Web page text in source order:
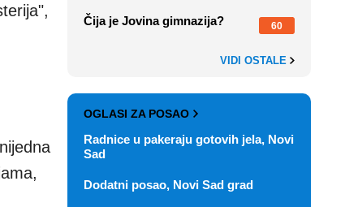
Čija je Jovina gimnazija? 60
VIDI OSTALE
OGLASI ZA POSAO
Radnice u pakeraju gotovih jela, Novi
Sad
Dodatni posao, Novi Sad grad